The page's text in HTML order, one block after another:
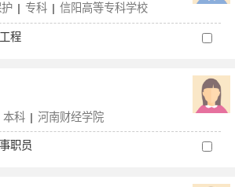
| 专科 | 信阳高等专科学校
程
本科 | 河南财经学院
职员